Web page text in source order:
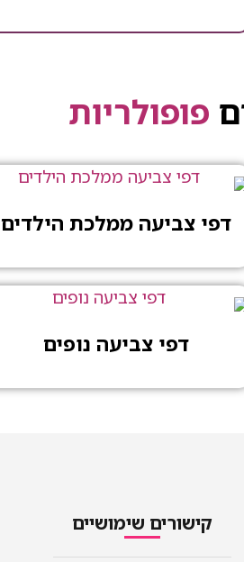
פופולריות
דפי צביעה ממלכת הילדים
דפי צביעה נופים
קישורים שימושיים